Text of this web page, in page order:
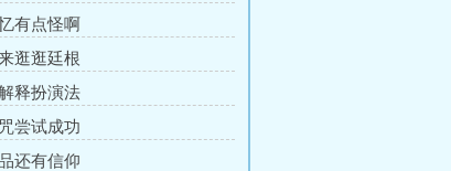
有点怪啊
逛逛廷根
释扮演法
尝试成功
还有信仰